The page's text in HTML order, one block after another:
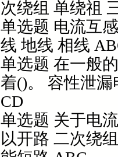
次绕组 单绕祖
单选题 电流互
线 地线 相线
单选题 在一般
着()。 容性泄
CD
单选题 关于电
以开路 二次绕